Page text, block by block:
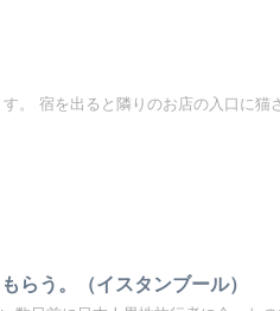
。 宿を出ると隣りのお店の入口に猫
らう。（イスタンブール）